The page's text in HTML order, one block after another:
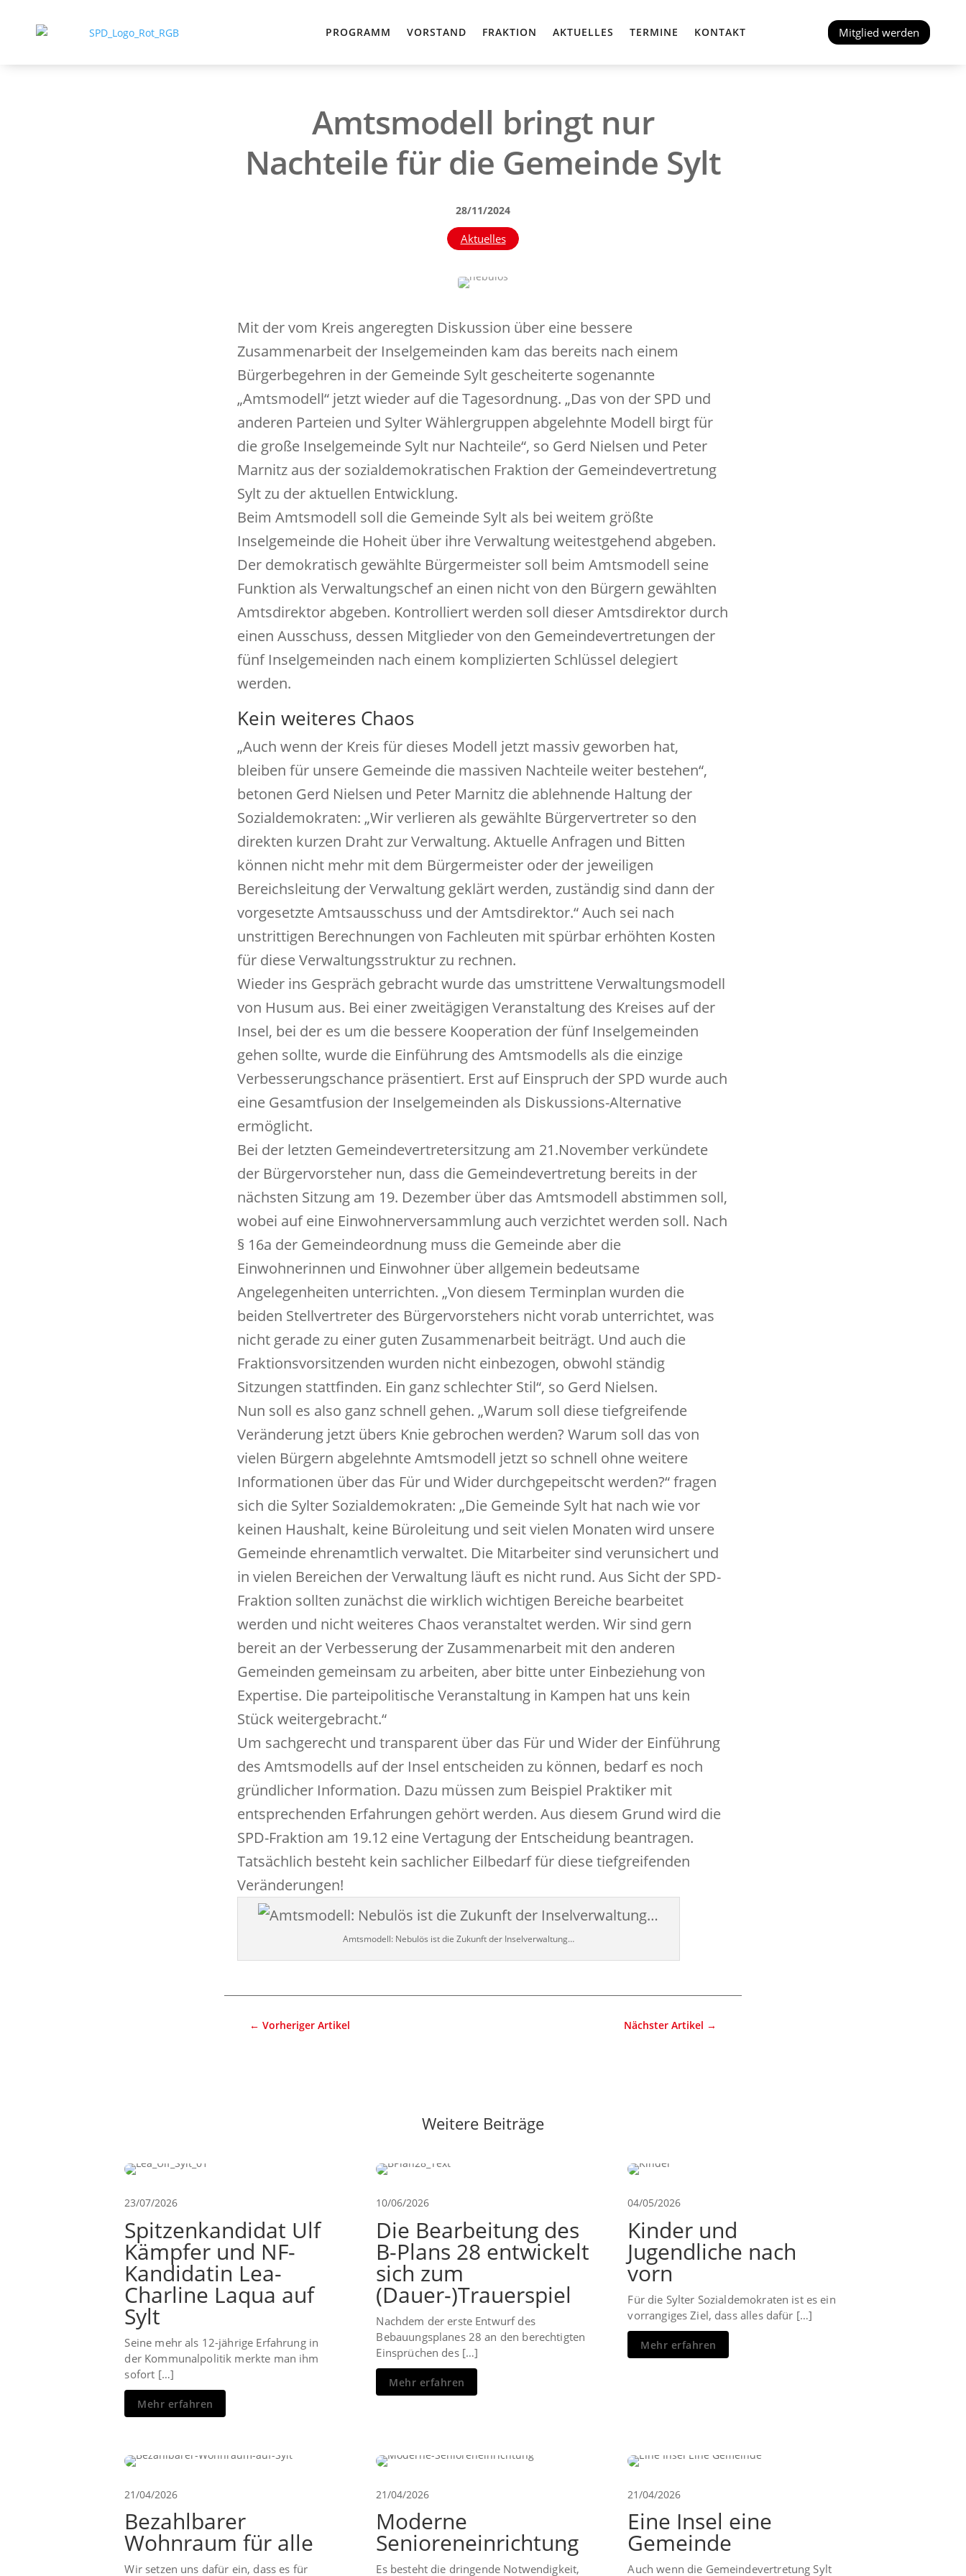
PROGRAMM VORSTAND FRAKTION AKTUELLES TERMINE KONTAKT Mitglied werden
Amtsmodell bringt nur
Nachteile für die Gemeinde Sylt
28/11/2024
Aktuelles
Mit der vom Kreis angeregten Diskussion über eine bessere
Zusammenarbeit der Inselgemeinden kam das bereits nach einem
Bürgerbegehren in der Gemeinde Sylt gescheiterte sogenannte
„Amtsmodell“ jetzt wieder auf die Tagesordnung. „Das von der SPD und
anderen Parteien und Sylter Wählergruppen abgelehnte Modell birgt für
die große Inselgemeinde Sylt nur Nachteile“, so Gerd Nielsen und Peter
Marnitz aus der sozialdemokratischen Fraktion der Gemeindevertretung
Sylt zu der aktuellen Entwicklung.
Beim Amtsmodell soll die Gemeinde Sylt als bei weitem größte
Inselgemeinde die Hoheit über ihre Verwaltung weitestgehend abgeben.
Der demokratisch gewählte Bürgermeister soll beim Amtsmodell seine
Funktion als Verwaltungschef an einen nicht von den Bürgern gewählten
Amtsdirektor abgeben. Kontrolliert werden soll dieser Amtsdirektor durch
einen Ausschuss, dessen Mitglieder von den Gemeindevertretungen der
fünf Inselgemeinden nach einem komplizierten Schlüssel delegiert
werden.
Kein weiteres Chaos
„Auch wenn der Kreis für dieses Modell jetzt massiv geworben hat,
bleiben für unsere Gemeinde die massiven Nachteile weiter bestehen“,
betonen Gerd Nielsen und Peter Marnitz die ablehnende Haltung der
Sozialdemokraten: „Wir verlieren als gewählte Bürgervertreter so den
direkten kurzen Draht zur Verwaltung. Aktuelle Anfragen und Bitten
können nicht mehr mit dem Bürgermeister oder der jeweiligen
Bereichsleitung der Verwaltung geklärt werden, zuständig sind dann der
vorgesetzte Amtsausschuss und der Amtsdirektor.“ Auch sei nach
unstrittigen Berechnungen von Fachleuten mit spürbar erhöhten Kosten
für diese Verwaltungsstruktur zu rechnen.
Wieder ins Gespräch gebracht wurde das umstrittene Verwaltungsmodell
von Husum aus. Bei einer zweitägigen Veranstaltung des Kreises auf der
Insel, bei der es um die bessere Kooperation der fünf Inselgemeinden
gehen sollte, wurde die Einführung des Amtsmodells als die einzige
Verbesserungschance präsentiert. Erst auf Einspruch der SPD wurde auch
eine Gesamtfusion der Inselgemeinden als Diskussions-Alternative
ermöglicht.
Bei der letzten Gemeindevertretersitzung am 21.November verkündete
der Bürgervorsteher nun, dass die Gemeindevertretung bereits in der
nächsten Sitzung am 19. Dezember über das Amtsmodell abstimmen soll,
wobei auf eine Einwohnerversammlung auch verzichtet werden soll. Nach
§ 16a der Gemeindeordnung muss die Gemeinde aber die
Einwohnerinnen und Einwohner über allgemein bedeutsame
Angelegenheiten unterrichten. „Von diesem Terminplan wurden die
beiden Stellvertreter des Bürgervorstehers nicht vorab unterrichtet, was
nicht gerade zu einer guten Zusammenarbeit beiträgt. Und auch die
Fraktionsvorsitzenden wurden nicht einbezogen, obwohl ständig
Sitzungen stattfinden. Ein ganz schlechter Stil“, so Gerd Nielsen.
Nun soll es also ganz schnell gehen. „Warum soll diese tiefgreifende
Veränderung jetzt übers Knie gebrochen werden? Warum soll das von
vielen Bürgern abgelehnte Amtsmodell jetzt so schnell ohne weitere
Informationen über das Für und Wider durchgepeitscht werden?“ fragen
sich die Sylter Sozialdemokraten: „Die Gemeinde Sylt hat nach wie vor
keinen Haushalt, keine Büroleitung und seit vielen Monaten wird unsere
Gemeinde ehrenamtlich verwaltet. Die Mitarbeiter sind verunsichert und
in vielen Bereichen der Verwaltung läuft es nicht rund. Aus Sicht der SPD-
Fraktion sollten zunächst die wirklich wichtigen Bereiche bearbeitet
werden und nicht weiteres Chaos veranstaltet werden. Wir sind gern
bereit an der Verbesserung der Zusammenarbeit mit den anderen
Gemeinden gemeinsam zu arbeiten, aber bitte unter Einbeziehung von
Expertise. Die parteipolitische Veranstaltung in Kampen hat uns kein
Stück weitergebracht.“
Um sachgerecht und transparent über das Für und Wider der Einführung
des Amtsmodells auf der Insel entscheiden zu können, bedarf es noch
gründlicher Information. Dazu müssen zum Beispiel Praktiker mit
entsprechenden Erfahrungen gehört werden. Aus diesem Grund wird die
SPD-Fraktion am 19.12 eine Vertagung der Entscheidung beantragen.
Tatsächlich besteht kein sachlicher Eilbedarf für diese tiefgreifenden
Veränderungen!
Amtsmodell: Nebulös ist die Zukunft der Inselverwaltung…
←Vorheriger Artikel Nächster Artikel →
Weitere Beiträge
23/07/2026
Spitzenkandidat Ulf
Kämpfer und NF-
Kandidatin Lea-
Charline Laqua auf
Sylt
Seine mehr als 12-jährige Erfahrung in
der Kommunalpolitik merkte man ihm
sofort […]
Mehr erfahren
10/06/2026
Die Bearbeitung des
B-Plans 28 entwickelt
sich zum
(Dauer-)Trauerspiel
Nachdem der erste Entwurf des
Bebauungsplanes 28 an den berechtigten
Einsprüchen des […]
Mehr erfahren
04/05/2026
Kinder und
Jugendliche nach
vorn
Für die Sylter Sozialdemokraten ist es ein
vorrangiges Ziel, dass alles dafür […]
Mehr erfahren
21/04/2026
Bezahlbarer
Wohnraum für alle
Wir setzen uns dafür ein, dass es für
21/04/2026
Moderne
Senioreneinrichtung
Es besteht die dringende Notwendigkeit,
21/04/2026
Eine Insel eine
Gemeinde
Auch wenn die Gemeindevertretung Sylt